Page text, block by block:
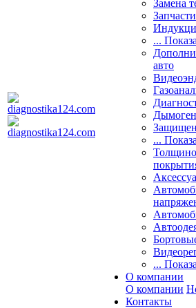
Замена
...
авто
...
...
О компании
О компании
Контакты